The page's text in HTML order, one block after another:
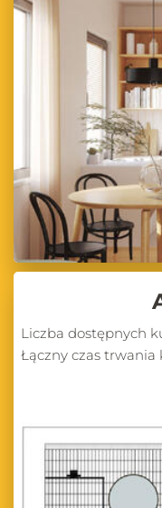
Liczba dostępnych
Łączny czas trwania